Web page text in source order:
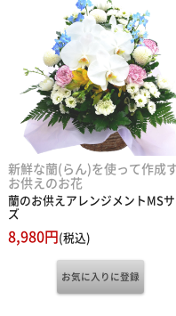
新鮮な蘭(らん)を使って作成
お供えのお花
蘭のお供えアレンジメントMS
ズ
8,980円(税込)